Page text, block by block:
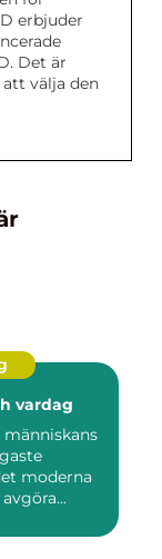
erbjuder
Det är
välja den
vardag
moderna